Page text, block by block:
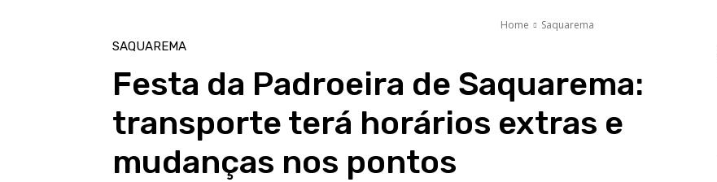
Home Saquarema
SAQUAREMA
Festa da Padroeira de Saquarema:
transporte terá horários extras e
mudanças nos pontos